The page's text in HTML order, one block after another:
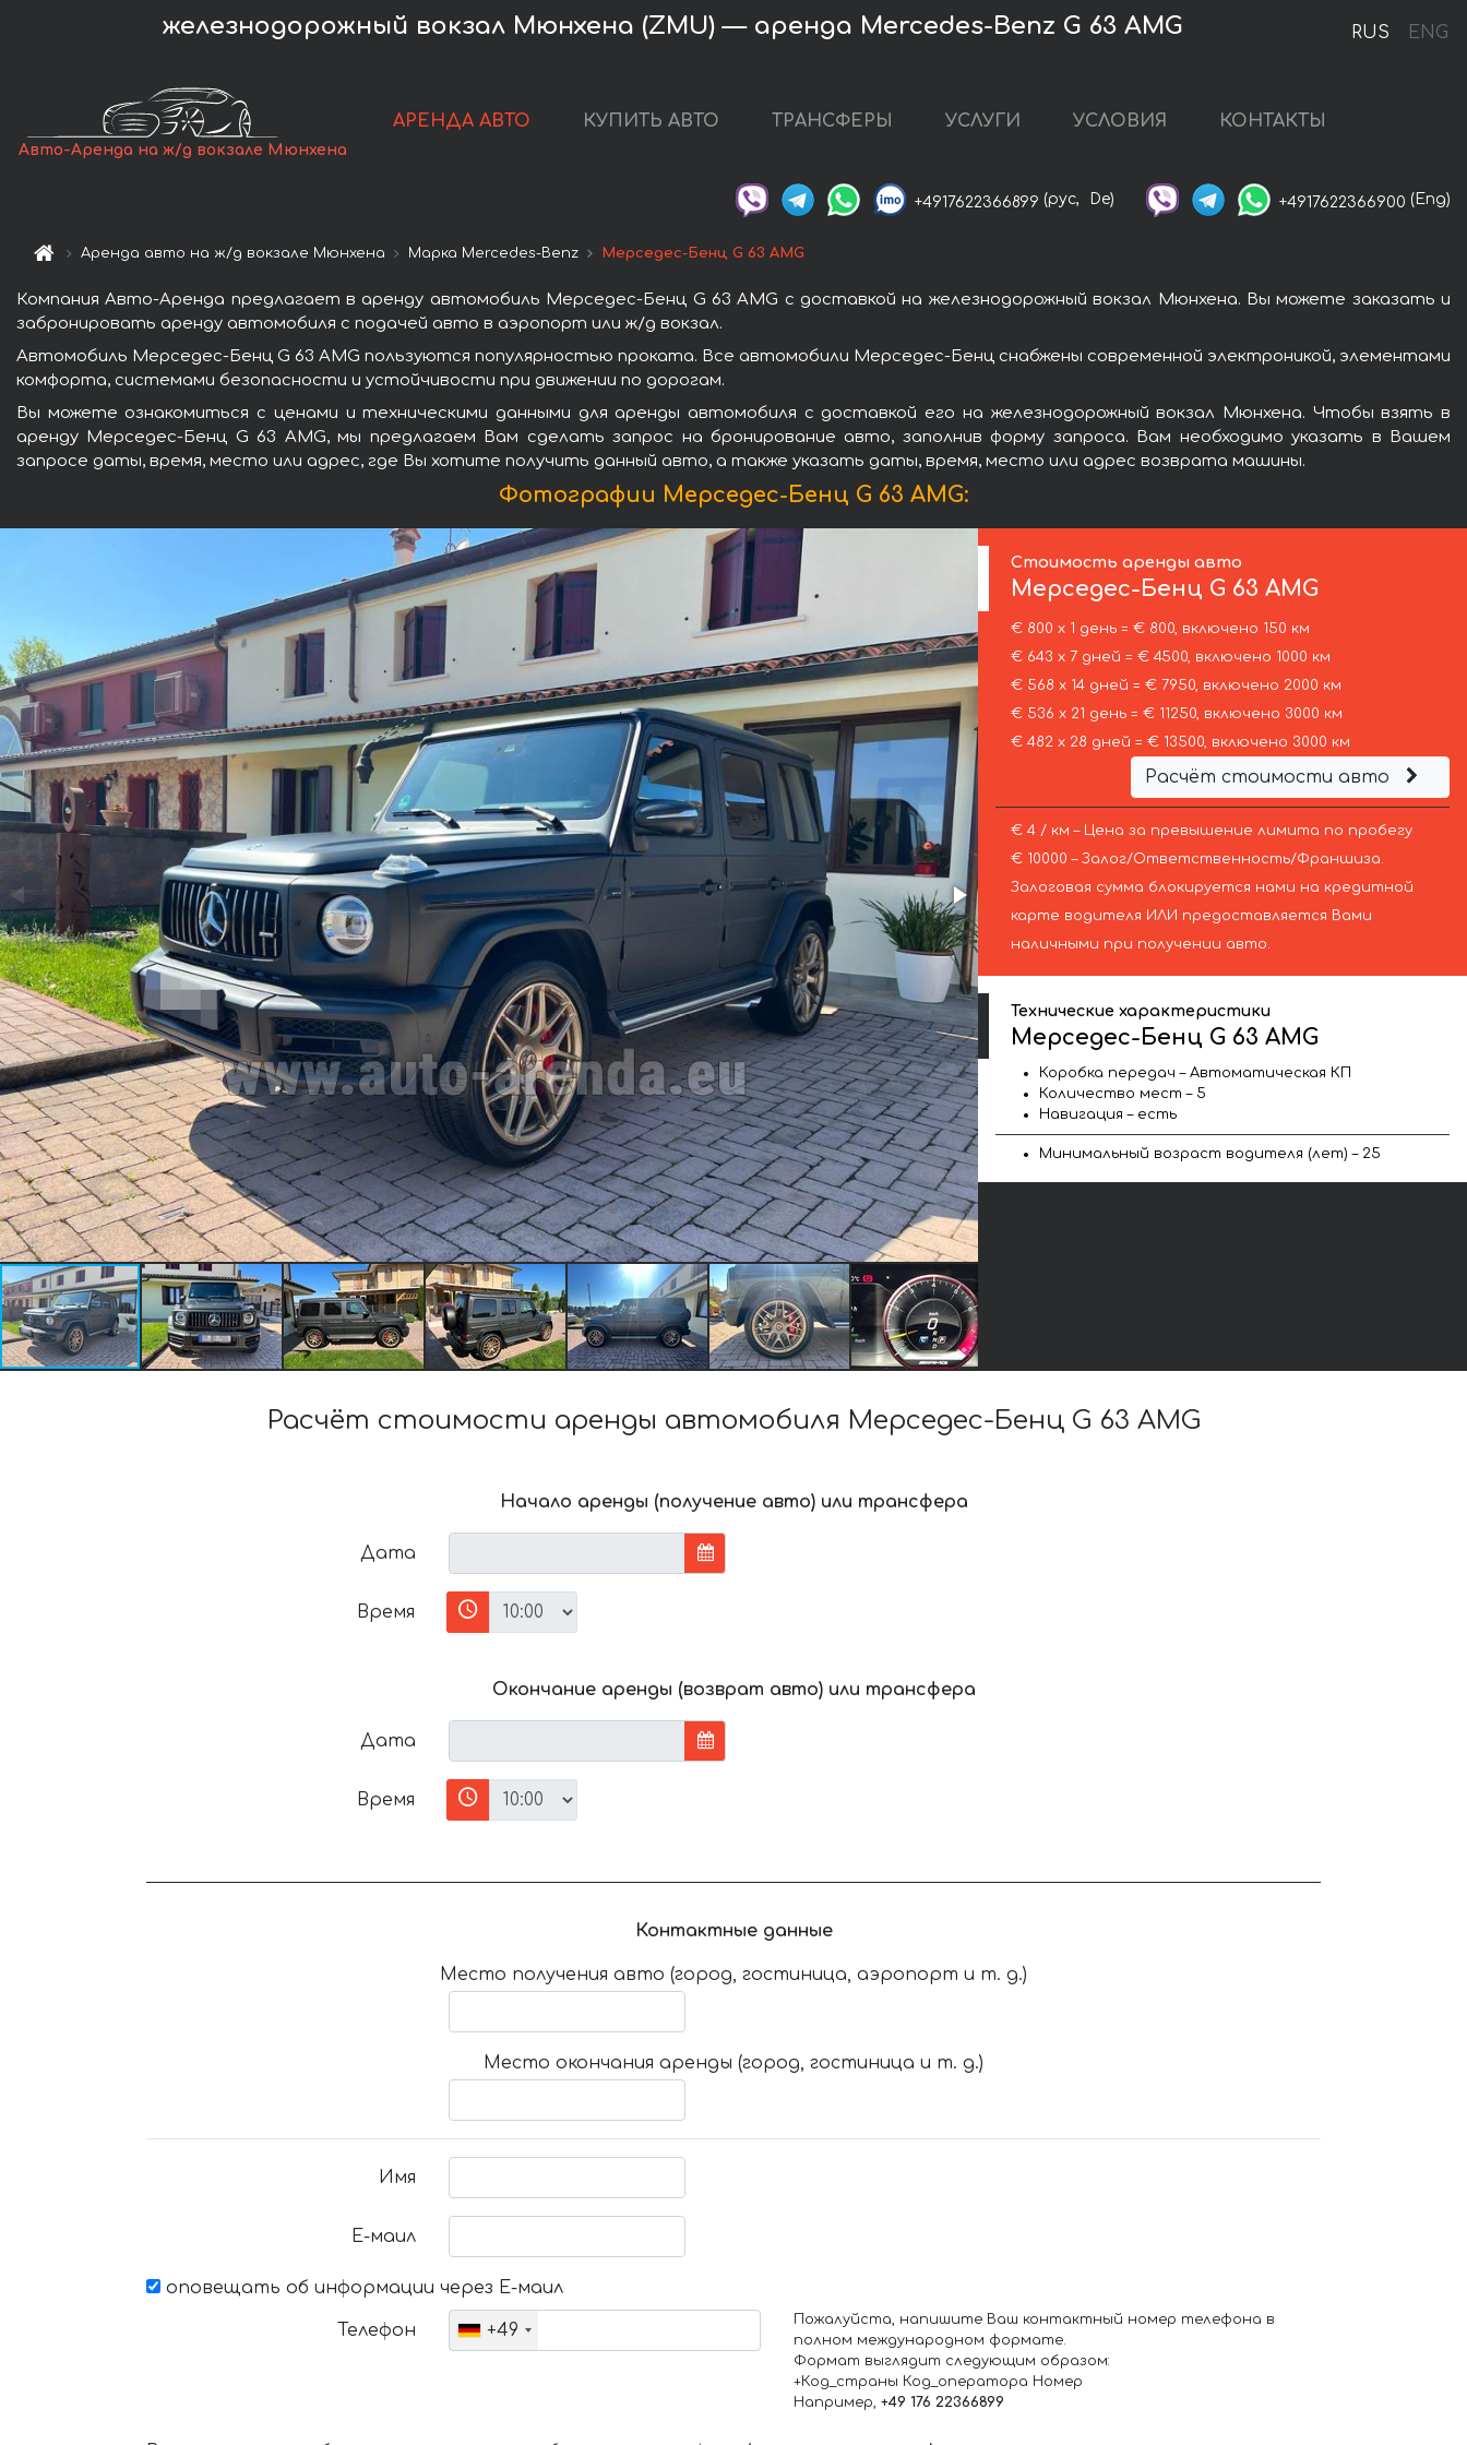
RUS ENG
железнодорожный вокзал Мюнхена (ZMU) — аренда Mercedes-Benz G 63 AMG
Авто-Аренда на ж/д вокзале Мюнхена
АРЕНДА АВТО КУПИТЬ АВТО ТРАНСФЕРЫ УСЛУГИ УСЛОВИЯ КОНТАКТЫ
+4917622366899 (рус, De) +4917622366900 (Eng)
Аренда авто на ж/д вокзале Мюнхена Марка Mercedes-Benz Мерседес-Бенц G 63 AMG
Компания Авто-Аренда предлагает в аренду автомобиль Мерседес-Бенц G 63 AMG с доставкой на железнодорожный вокзал Мюнхена. Вы можете заказать и
забронировать аренду автомобиля с подачей авто в аэропорт или ж/д вокзал.
Автомобиль Мерседес-Бенц G 63 AMG пользуются популярностью проката. Все автомобили Мерседес-Бенц снабжены современной электроникой, элементами
комфорта, системами безопасности и устойчивости при движении по дорогам.
Вы можете ознакомиться с ценами и техническими данными для аренды автомобиля с доставкой его на железнодорожный вокзал Мюнхена. Чтобы взять в
аренду Мерседес-Бенц G 63 AMG, мы предлагаем Вам сделать запрос на бронирование авто, заполнив форму запроса. Вам необходимо указать в Вашем
запросе даты, время, место или адрес, где Вы хотите получить данный авто, а также указать даты, время, место или адрес возврата машины.
Фотографии Мерседес-Бенц G 63 AMG:
Стоимость аренды авто
Мерседес-Бенц G 63 AMG
€ 800 х 1 день = € 800, включено 150 км
€ 643 х 7 дней = € 4500, включено 1000 км
€ 568 х 14 дней = € 7950, включено 2000 км
€ 536 х 21 день = € 11250, включено 3000 км
€ 482 х 28 дней = € 13500, включено 3000 км
Расчёт стоимости авто
€ 4 / км – Цена за превышение лимита по пробегу
€ 10000 – Залог/Ответственность/Франшиза.
Залоговая сумма блокируется нами на кредитной
карте водителя ИЛИ предоставляется Вами
наличными при получении авто.
Технические характеристики
Мерседес-Бенц G 63 AMG
Коробка передач – Автоматическая КП
Количество мест – 5
Навигация – есть
Минимальный возраст водителя (лет) – 25
Расчёт стоимости аренды автомобиля Мерседес-Бенц G 63 AMG
Начало аренды (получение авто) или трансфера
Дата
Время
Окончание аренды (возврат авто) или трансфера
Дата
Время
Контактные данные
Место получения авто (город, гостиница, аэропорт и т. д.)
Место окончания аренды (город, гостиница и т. д.)
Имя
Е-маил
оповещать об информации через Е-маил
Телефон +49
Пожалуйста, напишите Ваш контактный номер телефона в
полном международном формате.
Формат выглядит следующим образом:
+Код_страны Код_оператора Номер
Например, +49 176 22366899